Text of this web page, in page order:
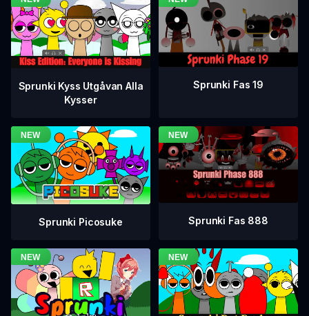
Sprunki Kyss Utgåvan Alla
Kysser
Sprunki Fas 19
Sprunki Picosuke Sprunki Fas 888